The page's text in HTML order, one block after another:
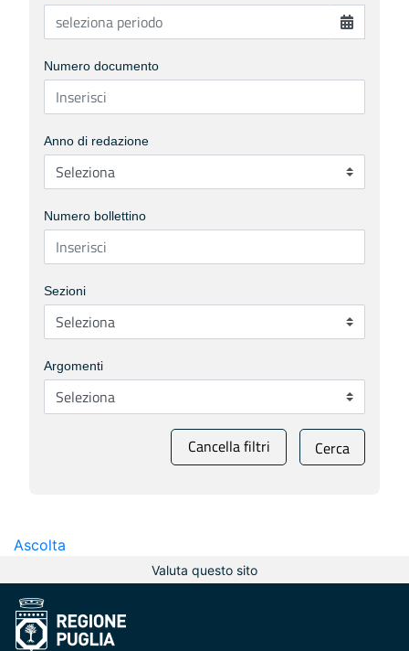
Numero documento
Anno di redazione
Numero bollettino
Sezioni
Argomenti
Cancella filtri Cerca
Ascolta
Valuta questo sito